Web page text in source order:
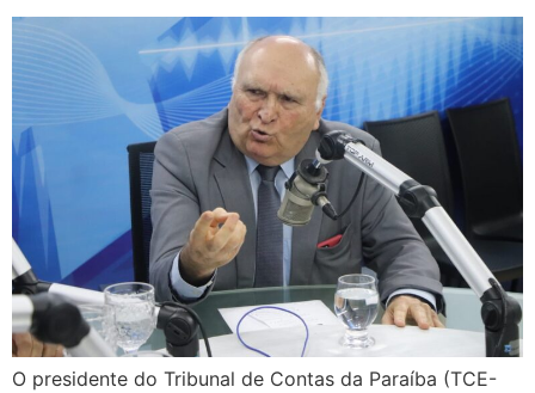
O presidente do Tribunal de Contas da Paraíba (TCE-